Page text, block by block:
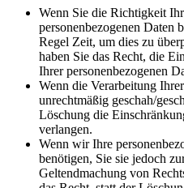
Wenn Sie die Richtigkeit
personenbezogenen Daten
Regel Zeit, um dies zu
haben Sie das Recht, die
Ihrer personenbezogenen
Wenn die Verarbeitung
unrechtmäßig geschah/
Löschung die
verlangen.
Wenn wir Ihre
benötigen, Sie sie jedoch
Geltendmachung von